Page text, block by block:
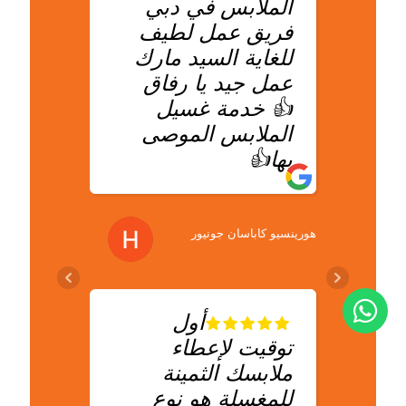
فريق عمل لطيف
للغاية السيد مارك
عمل جيد يا رفاق
👍 خدمة غسيل
الملابس الموصى
بها👍
هورينسيو كاباسان جونيور
أول
توقيت لإعطاء
ملابسك الثمينة
للمغسلة هو نوع